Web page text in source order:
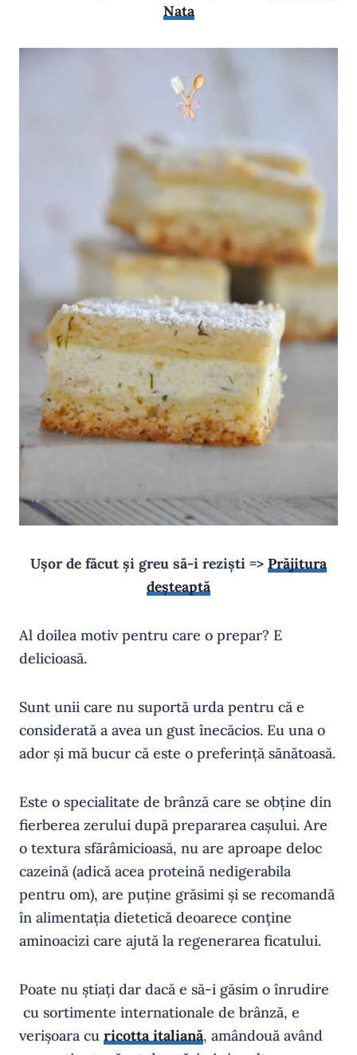
Nata
Ușor de făcut și greu să-i reziști => Prăjitura
deșteaptă
Al doilea motiv pentru care o prepar? E
delicioasă.
Sunt unii care nu suportă urda pentru că e
considerată a avea un gust înecăcios. Eu una o
ador și mă bucur că este o preferință sănătoasă.
Este o specialitate de brânză care se obține din
fierberea zerului după prepararea cașului. Are
o textura sfărâmicioasă, nu are aproape deloc
cazeină (adică acea proteină nedigerabila
pentru om), are puține grăsimi și se recomandă
în alimentația dietetică deoarece conține
aminoacizi care ajută la regenerarea ficatului.
Poate nu știați dar dacă e să-i găsim o înrudire
cu sortimente internationale de brânză, e
verișoara cu ricotta italiană, amândouă având